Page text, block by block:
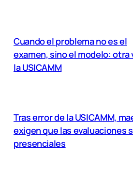
Cuando el problema no es el
examen, sino el modelo: otra
la USICAMM
Tras error de la USICAMM,
exigen que las evaluaciones
presenciales